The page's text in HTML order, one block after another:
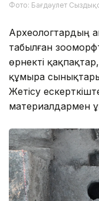
Фото: Бағдәулет
Археологтардың
табылған
өрнекті
құмыра
Жетісу
материалдармен